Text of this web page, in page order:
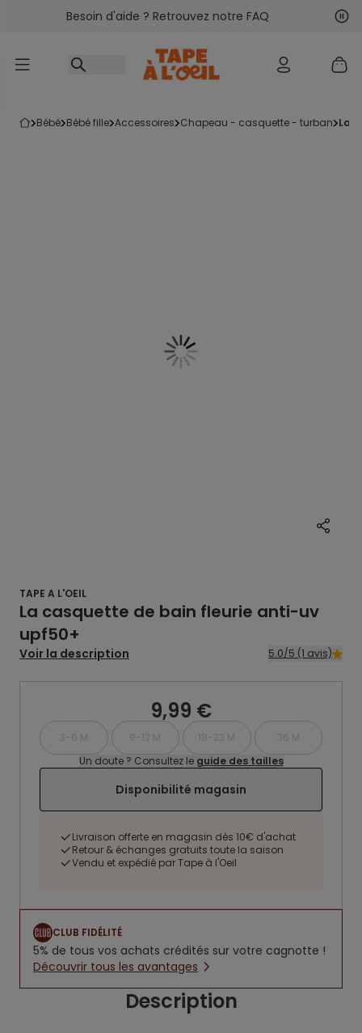
Accéder au contenu
Besoin d'aide ? Retrouvez notre FAQ
bébé bébé fille accessoires chapeau - casquette - turban la
TAPE A L'OEIL
La casquette de bain fleurie anti-uv
upf50+
Voir la description 5.0/5 (1 avis)
9,99 €
3-6 M 9-12 M 18-23 M
36 M
Un doute ? Consultez le guide des tailles
Disponibilité magasin
Livraison offerte en magasin dès 10€ d'achat
Retour & échanges gratuits toute la saison
Vendu et expédié par Tape à l'Oeil
CLUB FIDÉLITÉ
5% de tous vos achats crédités sur votre cagnotte !
Découvrir tous les avantages
Description